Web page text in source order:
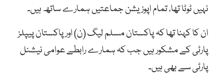
نہیں ٹوٹا تھا، تمام اپوزیشن جماعتیں ہمارے ساتھ ہیں۔
ان کا کہنا تھا کہ پاکستان مسلم لیگ (ن) اورپاکستان پیپلز
پارٹی کے مشکور ہیں جب کہ ہمارے رابطے عوامی نیشنل
پارٹی سے بھی ہیں۔